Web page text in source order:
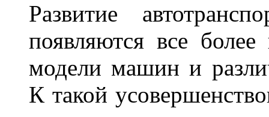
Развитие
появляются все
модели машин и
К такой